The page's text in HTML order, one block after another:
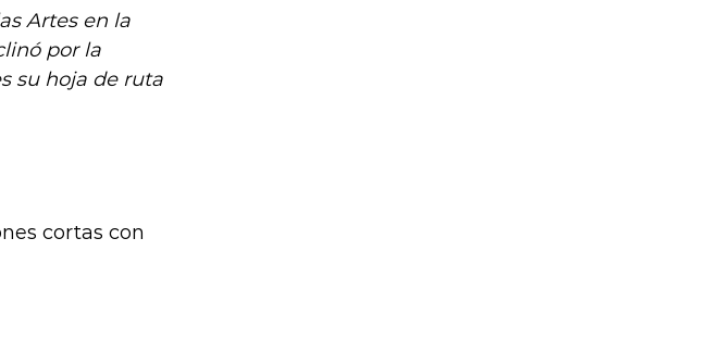
Artes en la
por la
su hoja de ruta
cortas con